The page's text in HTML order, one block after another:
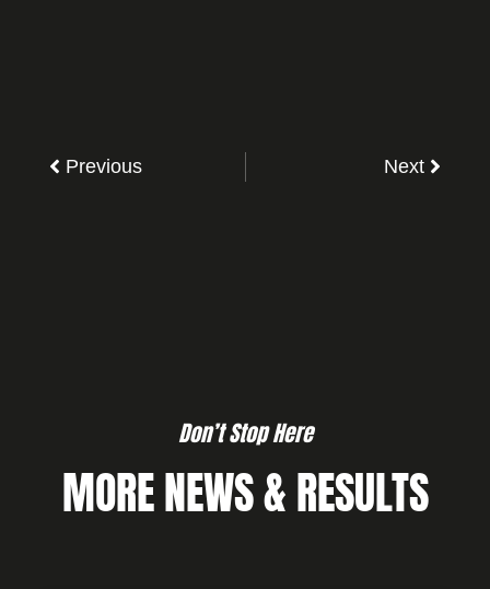
Previous Next
Don’t Stop Here
MORE NEWS & RESULTS